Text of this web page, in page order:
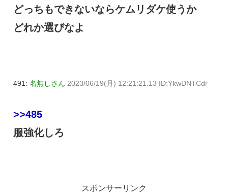
どっちもできないならケムリダケ使うか
どれか選びなよ
491: 名無しさん 2023/06/19(月) 12:21:21.13 ID:YkwDNTCdr
>>485
服強化しろ
スポンサーリンク